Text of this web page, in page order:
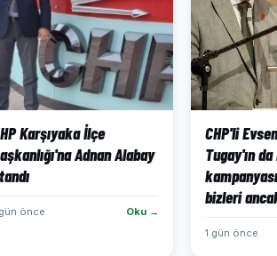
Karşıyaka İlçe
Adnan Alabay
önce Oku →
CHP'li
Tugay'ın
bizleri
1 gün önce